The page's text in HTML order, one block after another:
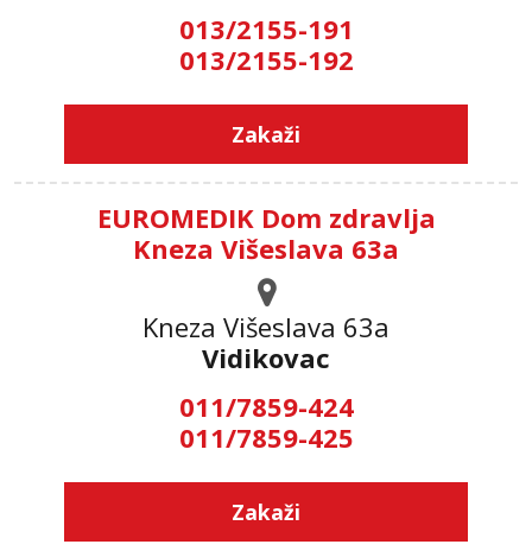
013/2155-191
013/2155-192
Zakaži
EUROMEDIK Dom zdravlja
Kneza Višeslava 63a
Kneza Višeslava 63a
Vidikovac
011/7859-424
011/7859-425
Zakaži